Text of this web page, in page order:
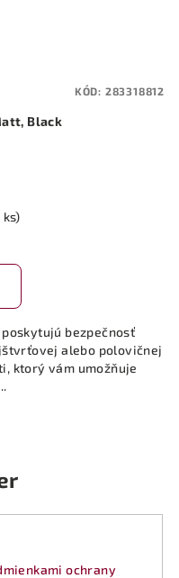
Black
ks)
bezpečnosť
alebo polovičnej
ktorý vám umožňuje
KÓD: 283318812
ochrany